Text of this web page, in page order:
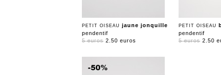
PETIT OISEAU jaune jonquille
pendentif
5 euros 2.50 euros
PETIT OISEAU
pendentif
5 euros 2.50